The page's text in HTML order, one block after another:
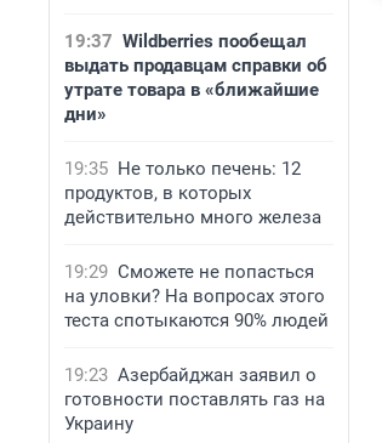
19:37 Wildberries пообещал
выдать продавцам справки об
утрате товара в «ближайшие
дни»
19:35 Не только печень: 12
продуктов, в которых
действительно много железа
19:29 Сможете не попасться
на уловки? На вопросах этого
теста спотыкаются 90% людей
19:23 Азербайджан заявил о
готовности поставлять газ на
Украину